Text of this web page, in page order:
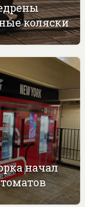
коляски
начал